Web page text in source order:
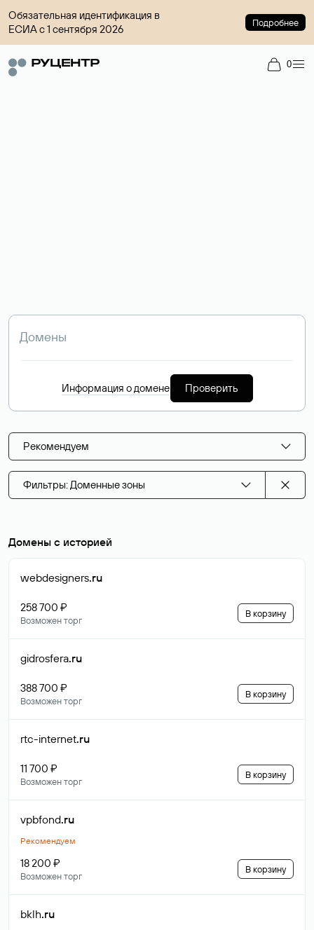
Обязательная идентификация в
ЕСИА с 1 сентября 2026
Подробнее
0
Информация о домене Проверить
Рекомендуем
Фильтры: Доменные зоны
Домены с историей
webdesigners.ru
258 700 ₽
Возможен торг
В корзину
gidrosfera.ru
388 700 ₽
Возможен торг
В корзину
rtc-internet.ru
11 700 ₽
Возможен торг
В корзину
vpbfond.ru
Рекомендуем
18 200 ₽
Возможен торг
В корзину
bklh.ru